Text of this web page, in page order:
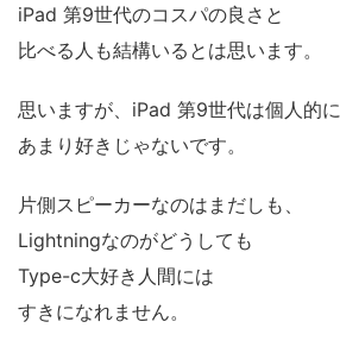
iPad 第9世代のコスパの良さと
比べる人も結構いるとは思います。
思いますが、iPad 第9世代は個人的に
あまり好きじゃないです。
片側スピーカーなのはまだしも、
Lightningなのがどうしても
Type-c大好き人間には
すきになれません。